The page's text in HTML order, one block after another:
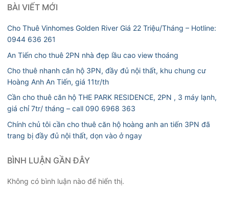
BÀI VIẾT MỚI
Cho Thuê Vinhomes Golden River Giá 22 Triệu/Tháng – Hotline:
0944 636 261
An Tiến cho thuê 2PN nhà đẹp lầu cao view thoáng
Cho thuê nhanh căn hộ 3PN, đầy đủ nội thất, khu chung cư
Hoàng Anh An Tiến, giá 11tr/th
Cần cho thuê căn hộ THE PARK RESIDENCE, 2PN , 3 máy lạnh,
giá chỉ 7tr/ tháng – call 090 6968 363
Chính chủ tôi cần cho thuê căn hộ hoàng anh an tiến 3PN đã
trang bị đầy đủ nội thất, dọn vào ở ngay
BÌNH LUẬN GẦN ĐÂY
Không có bình luận nào để hiển thị.